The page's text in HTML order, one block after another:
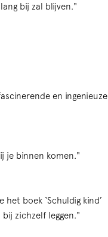
bij zal blijven."
en ingenieuze
je binnen komen."
boek ‘Schuldig kind’
zichzelf leggen."